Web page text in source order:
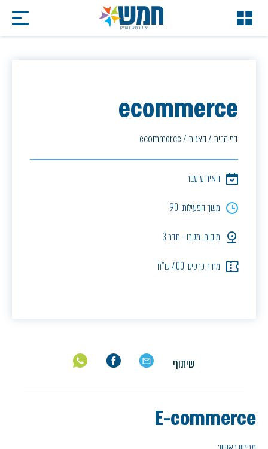
ecommerce
דף הבית/הצגות/
ecommerce
האירוע עבר
משך הפעילות: 90
מיקום: מטרו - חדר 3
מחיר כרטיס: 400 ש"ח
שיתוף
E-commerce